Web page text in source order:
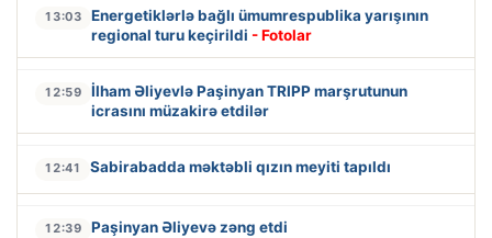
13:03
Energetiklərlə bağlı ümumrespublika yarışının
regional turu keçirildi - Fotolar
12:59
İlham Əliyevlə Paşinyan TRIPP marşrutunun
icrasını müzakirə etdilər
12:41 Sabirabadda məktəbli qızın meyiti tapıldı
12:39 Paşinyan Əliyevə zəng etdi